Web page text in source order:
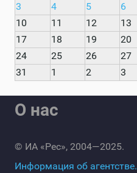
3
4 5 6
10
11 12 13
17
18 19 20
24
25 26 27
31
1 2 3
О нас
© ИА «Рес», 2004—2025.
Информация об агентстве.